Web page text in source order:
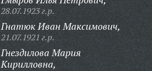
28.07.1923 г.р.
Гнатюк Иван Максимович,
21.07.1921 г.р.
Гнездилова Мария
Кирилловна,